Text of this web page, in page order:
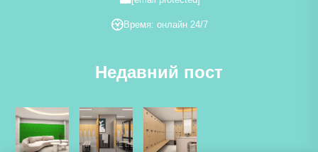
Время: онлайн 24/7
Недавний пост